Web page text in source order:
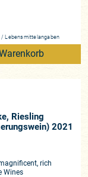
/ Lebensmittelangaben
Riesling
2021
rich
Wines